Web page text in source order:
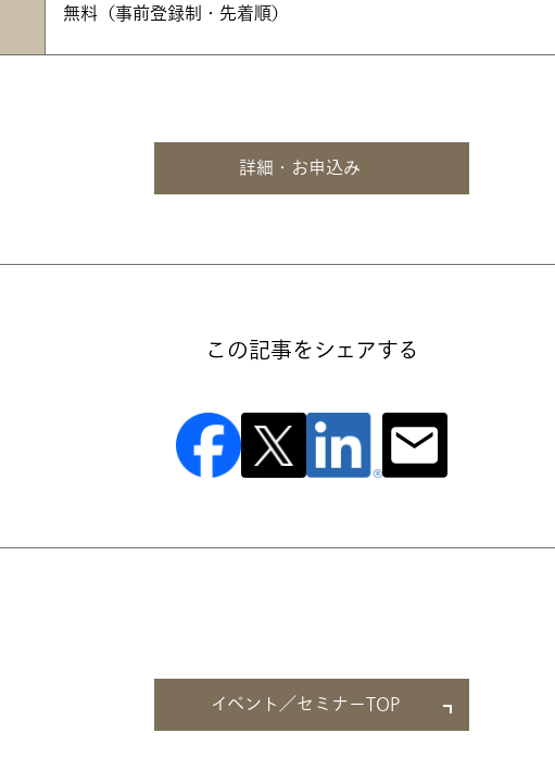
無料（事前登録制・先着順）
詳細・お申込み
この記事をシェアする
イベント／セミナーTOP